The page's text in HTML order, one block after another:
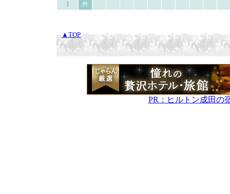
1
外
▲TOP
PR：ヒルトン成田の